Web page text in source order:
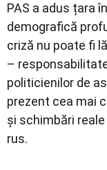
PAS a adus țara
demografică
criză nu poate fi
–
politicienilor de
prezent cea mai
și schimbări
rus.